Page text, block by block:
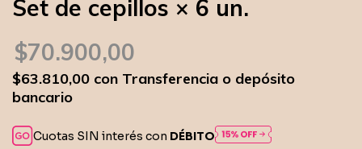
Set de cepillos × 6 un.
$70.900,00
$63.810,00 con Transferencia o depósito
bancario
Cuotas SIN interés con DÉBITO